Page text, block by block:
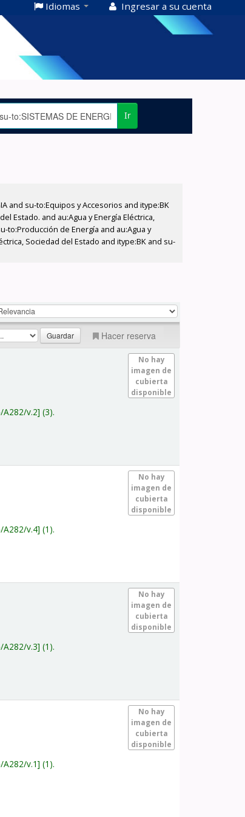
Idiomas Ingresar a su cuenta
Ir
and su-to:Equipos y Accesorios and itype:BK
Estado. and au:Agua y Energía Eléctrica,
to:Producción de Energía and au:Agua y
Sociedad del Estado and itype:BK and su-
Hacer reserva
No hay
imagen de
cubierta
disponible
A282/v.2 (3).
No hay
imagen de
cubierta
disponible
A282/v.4 (1).
No hay
imagen de
cubierta
disponible
A282/v.3 (1).
No hay
imagen de
cubierta
disponible
A282/v.1 (1).